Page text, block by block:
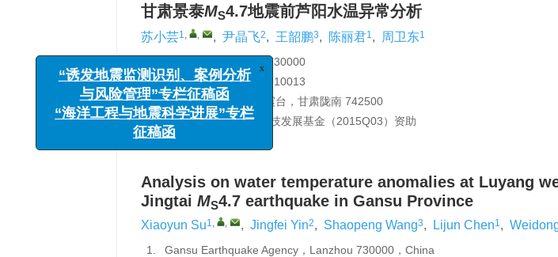
甘肃景泰MS4.7地震前芦阳水温异常分析
苏小芸1, , , 尹晶飞2, 王韶鹏3, 陈丽君1, 周卫东1
甘肃省地震局，兰州 730000
2.
浙江省地震局，杭州 310013
3.
甘肃省地震局陇南地震台，甘肃陇南 742500
基金项目:甘肃省地震局科技发展基金（2015Q03）资助
Analysis on water temperature anomalies at Luyang
Jingtai MS4.7 earthquake in Gansu Province
Xiaoyun Su1, , , Jingfei Yin2, Shaopeng Wang3, Lijun Chen1,
1.
Gansu Earthquake Agency，Lanzhou 730000，China
x
“诱发地震监测识别、案例分析
与风险管理”专栏征稿函
“海洋工程与地震科学进展”专栏